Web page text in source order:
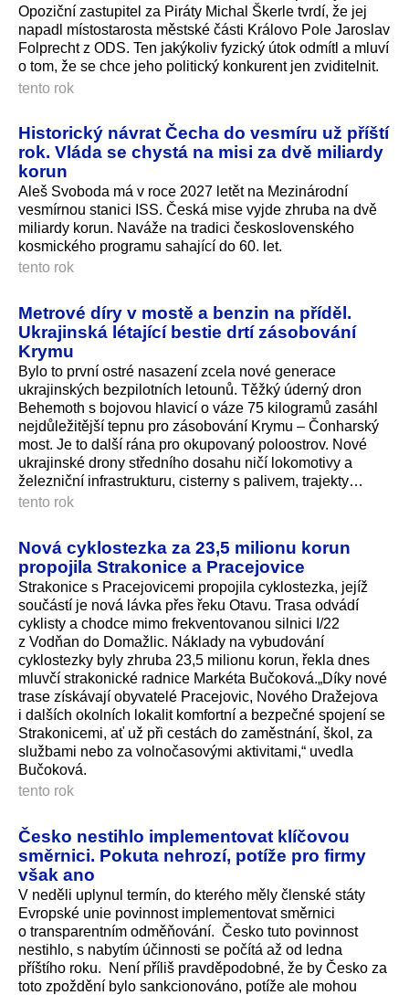
Opoziční zastupitel za Piráty Michal Škerle tvrdí, že jej
napadl místostarosta městské části Královo Pole Jaroslav
Folprecht z ODS. Ten jakýkoliv fyzický útok odmítl a mluví
o tom, že se chce jeho politický konkurent jen zviditelnit.
tento rok
Historický návrat Čecha do vesmíru už příští
rok. Vláda se chystá na misi za dvě miliardy
korun
Aleš Svoboda má v roce 2027 letět na Mezinárodní
vesmírnou stanici ISS. Česká mise vyjde zhruba na dvě
miliardy korun. Naváže na tradici československého
kosmického programu sahající do 60. let.
tento rok
Metrové díry v mostě a benzin na příděl.
Ukrajinská létající bestie drtí zásobování
Krymu
Bylo to první ostré nasazení zcela nové generace
ukrajinských bezpilotních letounů. Těžký úderný dron
Behemoth s bojovou hlavicí o váze 75 kilogramů zasáhl
nejdůležitější tepnu pro zásobování Krymu – Čonharský
most. Je to další rána pro okupovaný poloostrov. Nové
ukrajinské drony středního dosahu ničí lokomotivy a
železniční infrastrukturu, cisterny s palivem, trajekty…
tento rok
Nová cyklostezka za 23,5 milionu korun
propojila Strakonice a Pracejovice
Strakonice s Pracejovicemi propojila cyklostezka, jejíž
součástí je nová lávka přes řeku Otavu. Trasa odvádí
cyklisty a chodce mimo frekventovanou silnici I/22
z Vodňan do Domažlic. Náklady na vybudování
cyklostezky byly zhruba 23,5 milionu korun, řekla dnes
mluvčí strakonické radnice Markéta Bučoková.„Díky nové
trase získávají obyvatelé Pracejovic, Nového Dražejova
i dalších okolních lokalit komfortní a bezpečné spojení se
Strakonicemi, ať už při cestách do zaměstnání, škol, za
službami nebo za volnočasovými aktivitami,“ uvedla
Bučoková.
tento rok
Česko nestihlo implementovat klíčovou
směrnici. Pokuta nehrozí, potíže pro firmy
však ano
V neděli uplynul termín, do kterého měly členské státy
Evropské unie povinnost implementovat směrnici
o transparentním odměňování. Česko tuto povinnost
nestihlo, s nabytím účinnosti se počítá až od ledna
příštího roku. Není příliš pravděpodobné, že by Česko za
toto zpoždění bylo sankcionováno, potíže ale mohou